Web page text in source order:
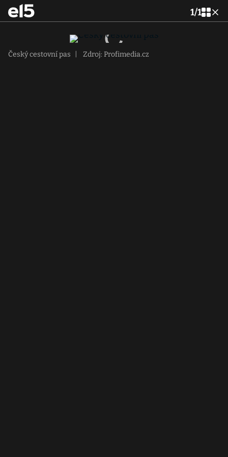
1/1
Český cestovní pas Zdroj: Profimedia.cz